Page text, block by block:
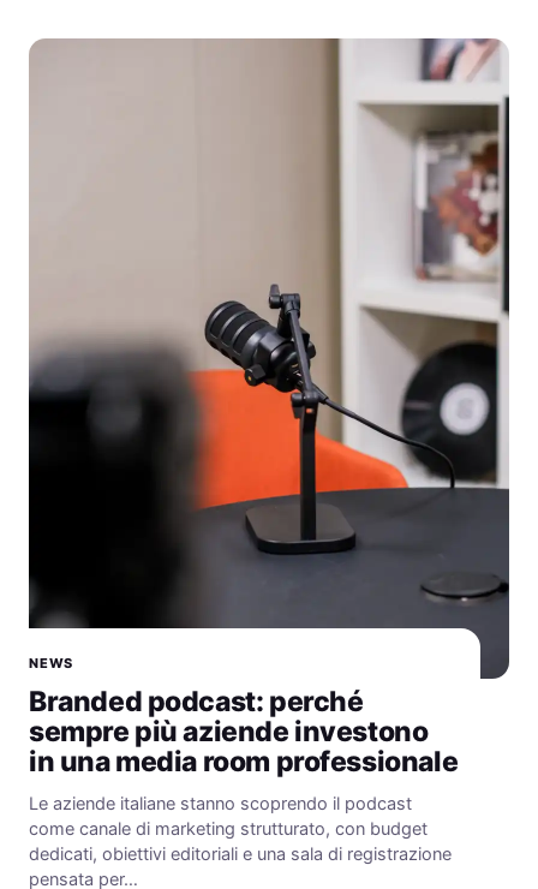
NEWS
Branded podcast: perché
sempre più aziende investono
in una media room professionale
Le aziende italiane stanno scoprendo il podcast
come canale di marketing strutturato, con budget
dedicati, obiettivi editoriali e una sala di registrazione
pensata per…